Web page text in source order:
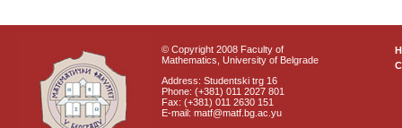
© Copyright 2008 Faculty of
Mathematics, University of Belgrade
Address: Studentski trg 16
Phone: (+381) 011 2027 801
Fax: (+381) 011 2630 151
E-mail: matf@matf.bg.ac.yu